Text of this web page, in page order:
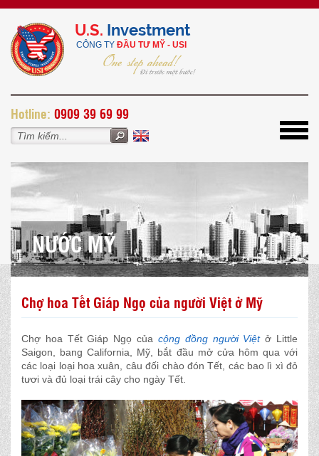
U.S. Investment
CÔNG TY ĐẦU TƯ MỸ - USI
Hotline: 0909 39 69 99
NƯỚC MỸ
Chợ hoa Tết Giáp Ngọ của người Việt ở Mỹ
Chợ hoa Tết Giáp Ngọ của cộng đồng người Việtở Little
Saigon, bang California, Mỹ, bắt đầu mở cửa hôm qua với
các loại loại hoa xuân, câu đối chào đón Tết, các bao lì xì đỏ
tươi và đủ loại trái cây cho ngày Tết.